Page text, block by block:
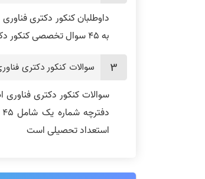
به 45 سوال تخصصی کنکور دکتری فناوری اطلاعات 150 دقیقه وقت دارند
سوالات کنکور دکتری
سوالات کنکور دکتری فناوری
استعداد تحصیلی است